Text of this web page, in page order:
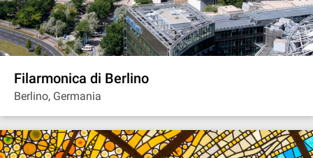
Filarmonica di Berlino
Berlino, Germania